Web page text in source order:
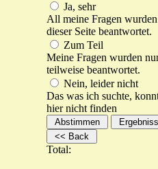
Ja, sehr
All meine Fragen
dieser Seite beantwortet.
Zum Teil
Meine Fragen wurden
teilweise beantwortet.
Nein, leider nicht
Das was ich suchte,
hier nicht finden
Total: